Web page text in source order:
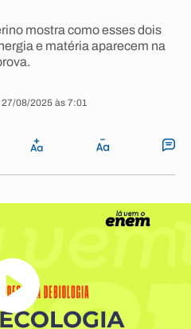
mostra como esses dois
e matéria aparecem na
08/2025 às 7:01